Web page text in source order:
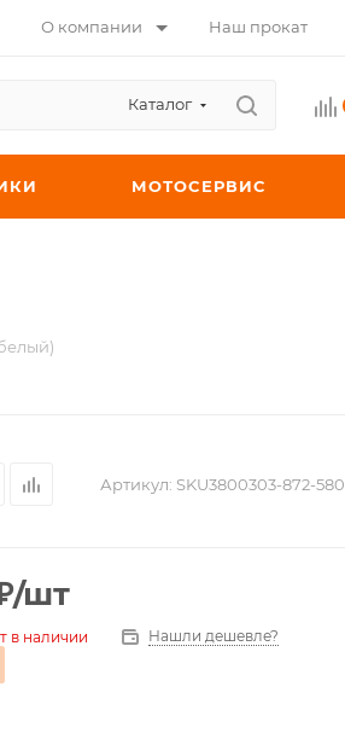
О компании Наш прокат
Каталог
МОТОСЕРВИС
Артикул: SKU3800303-872-
/шт
в наличии Нашли дешевле?